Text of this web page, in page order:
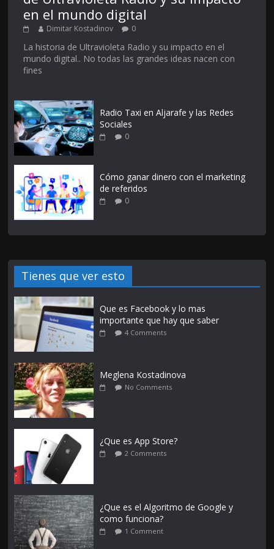
en el mundo digital
Dimitar Kostadinov 0
La historia de Ultravioleta Radio y su impacto en el
mundo digital.. No todas las grandes ideas nacen con
fines
Radio Taxi en Aljarafe y las Redes
Sociales
0
Cómo ganar dinero con el marketing
de referidos
0
Tienes que ver esto
Que es Facebook y lo mas
importante que hay que saber
4 Comments
Meglena Kostadinova
No Comments
¿Que es App Store?
2 Comments
¿Que es el Algoritmo de Google y
como funciona?
1 Comment